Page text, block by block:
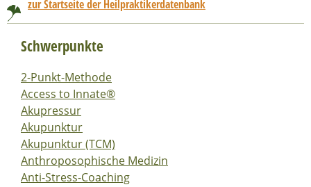
zur Startseite der Heilpraktikerdatenbank
Schwerpunkte
2-Punkt-Methode
Access to Innate®
Akupressur
Akupunktur
Akupunktur (TCM)
Anthroposophische Medizin
Anti-Stress-Coaching